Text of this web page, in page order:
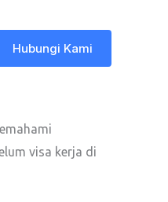
Hubungi Kami
visa kerja di